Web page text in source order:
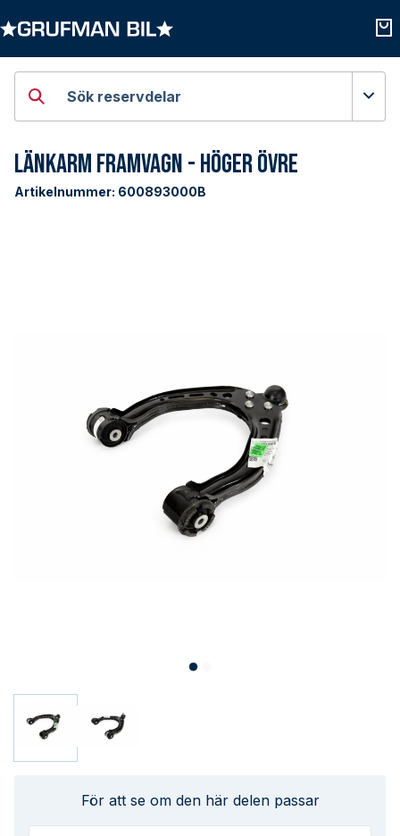
Sök reservdelar
Länkarm Framvagn - Höger Övre
Artikelnummer: 600893000B
För att se om den här delen passar